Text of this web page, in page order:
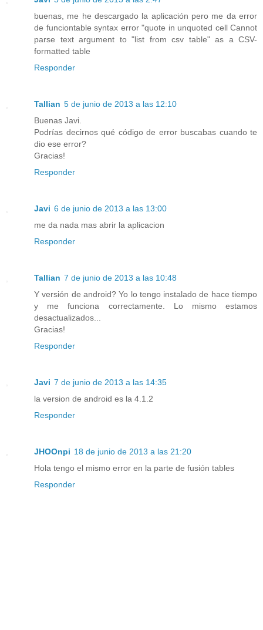
buenas, me he descargado la aplicación pero me da error
de funciontable syntax error "quote in unquoted cell Cannot
parse text argument to "list from csv table" as a CSV-
formatted table
Responder
Tallian 5 de junio de 2013 a las 12:10
Buenas Javi.
Podrías decirnos qué código de error buscabas cuando te
dio ese error?
Gracias!
Responder
Javi 6 de junio de 2013 a las 13:00
me da nada mas abrir la aplicacion
Responder
Tallian 7 de junio de 2013 a las 10:48
Y versión de android? Yo lo tengo instalado de hace tiempo
y me funciona correctamente. Lo mismo estamos
desactualizados...
Gracias!
Responder
Javi 7 de junio de 2013 a las 14:35
la version de android es la 4.1.2
Responder
JHOOnpi 18 de junio de 2013 a las 21:20
Hola tengo el mismo error en la parte de fusión tables
Responder